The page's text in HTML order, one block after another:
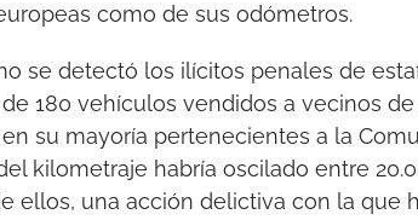
como de sus odómetros.
se detectó los ilícitos penales de
180 vehículos vendidos a vecinos
su mayoría pertenecientes a la
kilometraje habría oscilado entre
ellos, una acción delictiva con la que